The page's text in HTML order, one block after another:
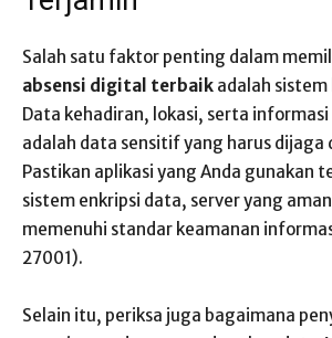
Salah satu faktor penting dalam
absensi digital terbaik adalah
Data kehadiran, lokasi, serta
adalah data sensitif yang harus dijaga
Pastikan aplikasi yang Anda gunakan
sistem enkripsi data, server yang
memenuhi standar keamanan
27001).
Selain itu, periksa juga bagaimana